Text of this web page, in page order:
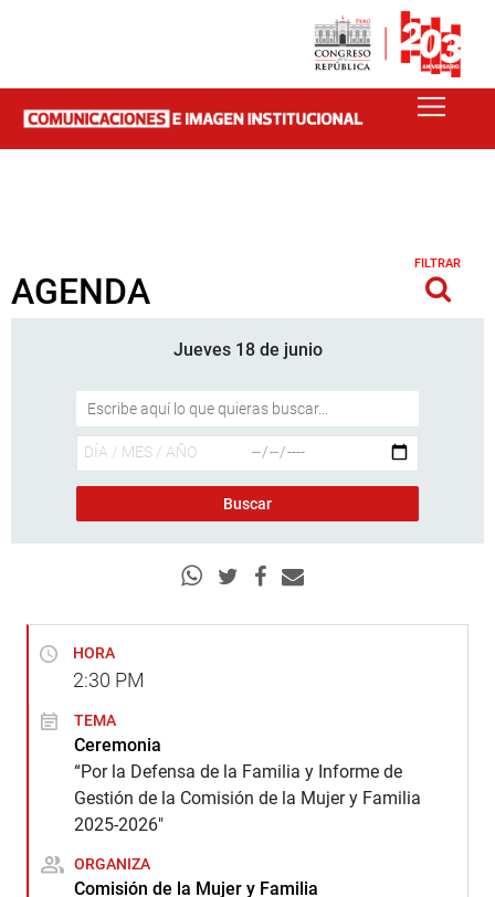
AGENDA
FILTRAR
Jueves 18 de junio
HORA
2:30 PM
TEMA
Ceremonia
“Por la Defensa de la Familia y Informe de
Gestión de la Comisión de la Mujer y Familia
2025-2026″
ORGANIZA
Comisión de la Mujer y Familia